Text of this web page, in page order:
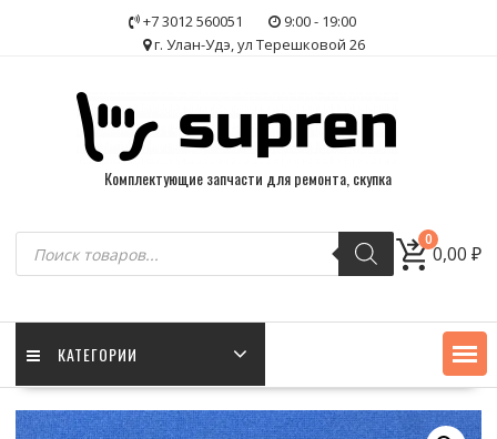
+7 3012 560051
9:00 - 19:00
г. Улан-Удэ, ул Терешковой 26
Комплектующие запчасти для ремонта, скупка
Поиск
товаров
0
0,00₽
КАТЕГОРИИ